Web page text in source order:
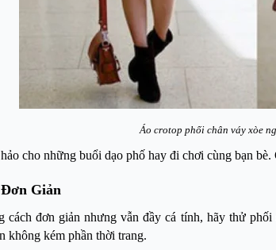
Áo crotop phối chân váy xòe
cho những buổi dạo phố hay đi chơi cùng bạn
Giản
cách đơn giản nhưng vẫn đầy cá tính, hãy thử
không kém phần thời trang.